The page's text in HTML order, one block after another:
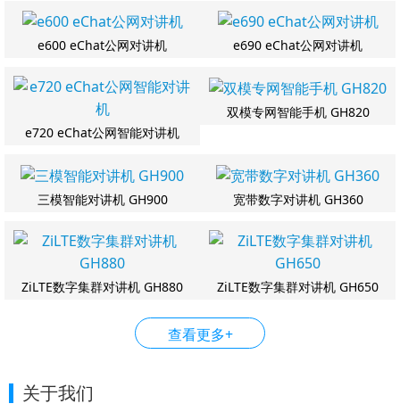
e600 eChat公网对讲机 e690 eChat公网对讲机
e720 eChat公网智能对讲机
双模专网智能手机 GH820
三模智能对讲机 GH900 宽带数字对讲机 GH360
ZiLTE数字集群对讲机 GH880 ZiLTE数字集群对讲机 GH650
查看更多+
关于我们